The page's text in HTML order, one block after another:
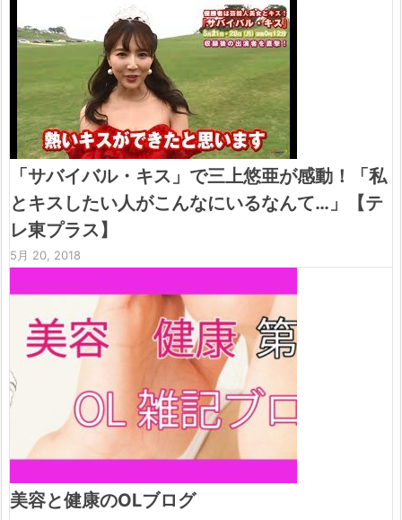
「サバイバル・キス」で三上悠亜が感動！「私
とキスしたい人がこんなにいるなんて…」【テ
レ東プラス】
5月 20, 2018
美容と健康のOLブログ